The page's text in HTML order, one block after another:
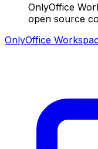
OnlyOffice
open source
OnlyOffice